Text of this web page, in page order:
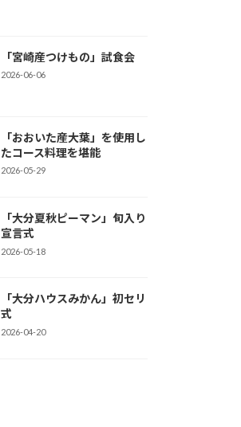
「宮崎産つけもの」試食会
2026-06-06
「おおいた産大葉」を使用し
たコース料理を堪能
2026-05-29
「大分夏秋ピーマン」旬入り
宣言式
2026-05-18
「大分ハウスみかん」初セリ
式
2026-04-20